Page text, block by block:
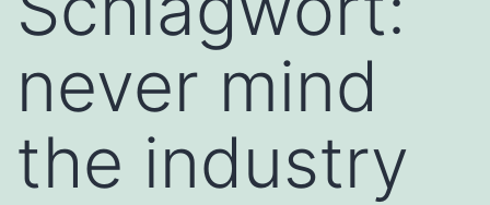
never mind
the industry